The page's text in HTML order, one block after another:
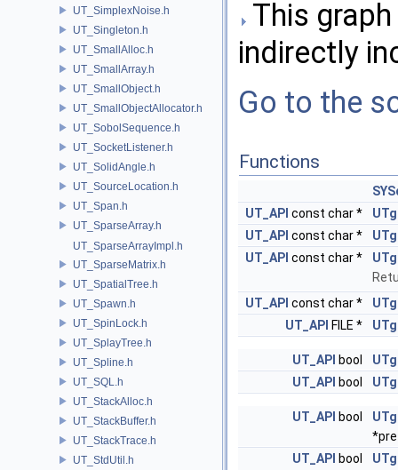
UT_SimplexNoise.h
UT_Singleton.h
UT_SmallAlloc.h
UT_SmallArray.h
UT_SmallObject.h
UT_SmallObjectAllocator.h
UT_SobolSequence.h
UT_SocketListener.h
UT_SolidAngle.h
UT_SourceLocation.h
UT_Span.h
UT_SparseArray.h
UT_SparseArrayImpl.h
UT_SparseMatrix.h
UT_SpatialTree.h
UT_Spawn.h
UT_SpinLock.h
UT_SplayTree.h
UT_Spline.h
UT_SQL.h
UT_StackAlloc.h
UT_StackBuffer.h
UT_StackTrace.h
UT_StdUtil.h
This
indirectly
Go to the
Functions
UT_API const char *
UT_API const char *
UT_API const char *
UT_API const char *
UT_API FILE *
UT_API bool
UT_API bool
UT_API bool
UT_API bool